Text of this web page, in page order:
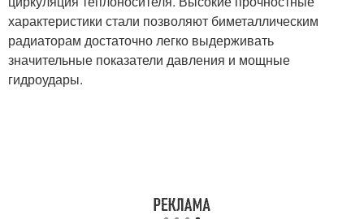
характеристики стали позволяют биметаллическим
радиаторам достаточно легко выдерживать
значительные показатели давления и мощные
гидроудары.